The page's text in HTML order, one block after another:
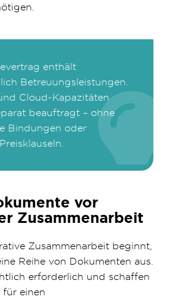
enthält
Betreuungsleistungen.
Cloud-Kapazitäten
beauftragt – ohne
Bindungen oder
vor
Zusammenarbeit
Zusammenarbeit beginnt,
Reihe von Dokumenten aus.
erforderlich und schaffen
einen